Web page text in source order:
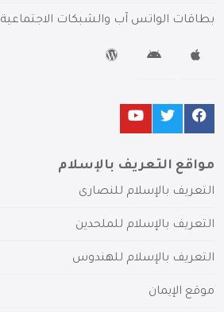
بطاقات الواتس آب والشبكات الاجتماعية
مواقع التعريف بالإسلام
التعريف بالإسلام للنصارى
التعريف بالإسلام للملحدين
التعريف بالإسلام للهندوس
موقع الإيمان